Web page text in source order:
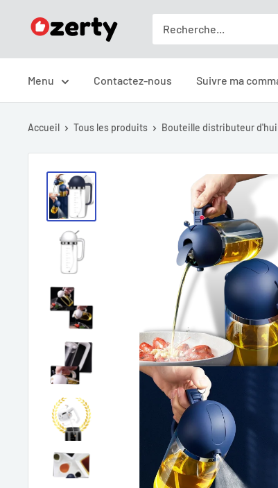
Ozerty
Menu Contactez-nous Suivre ma
Accueil Tous les produits Bouteille distributeur